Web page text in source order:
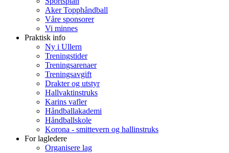
Aker Topphåndball
Våre sponsorer
Vi minnes
Praktisk info
Ny i Ullern
Treningstider
Treningsarenaer
Treningsavgift
Drakter og utstyr
Hallvaktinstruks
Karins vafler
Håndballakademi
Håndballskole
Korona - smittevern og hallinstruks
For lagledere
Organisere lag